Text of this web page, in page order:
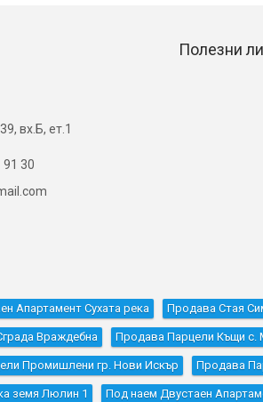
вх.Б, ет.1
30
Полезни
Апартамент Сухата река Продава Стая
Враждебна Продава Парцели Къщи с.
Промишлени гр. Нови Искър Продава
земя Люлин 1 Под наем Двустаен